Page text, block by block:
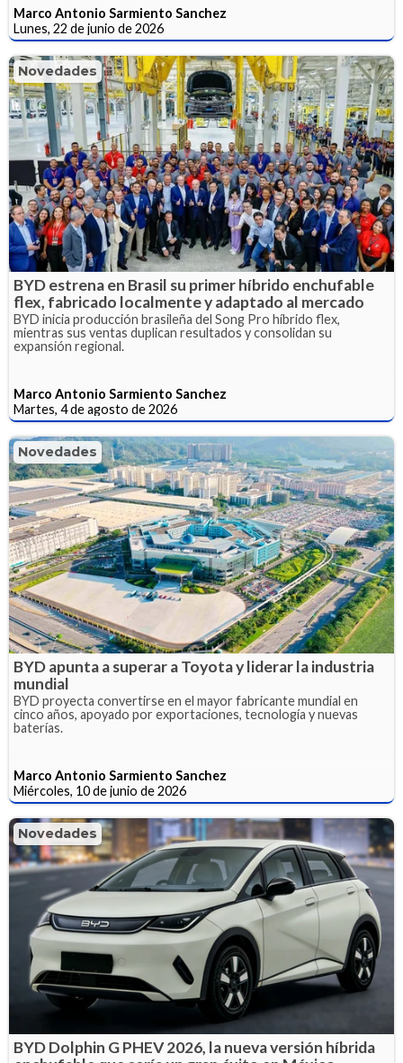
Marco Antonio Sarmiento Sanchez
Lunes, 22 de junio de 2026
Novedades
BYD estrena en Brasil su primer híbrido enchufable
flex, fabricado localmente y adaptado al mercado
BYD inicia producción brasileña del Song Pro híbrido flex,
mientras sus ventas duplican resultados y consolidan su
expansión regional.
Marco Antonio Sarmiento Sanchez
Martes, 4 de agosto de 2026
Novedades
BYD apunta a superar a Toyota y liderar la industria
mundial
BYD proyecta convertirse en el mayor fabricante mundial en
cinco años, apoyado por exportaciones, tecnología y nuevas
baterías.
Marco Antonio Sarmiento Sanchez
Miércoles, 10 de junio de 2026
Novedades
BYD Dolphin G PHEV 2026, la nueva versión híbrida